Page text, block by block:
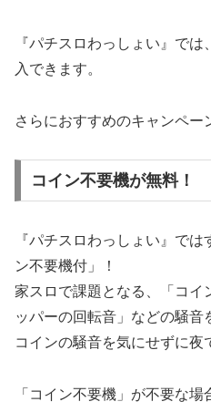
『パチスロわっしょい』で
入できます。
さらにおすすめのキャンペー
コイン不要機が無料！
『パチスロわっしょい』で
ン不要機付」！
家スロで課題となる、「コイ
ッパーの回転音」などの騒音
コインの騒音を気にせずに夜
「コイン不要機」が不要な場